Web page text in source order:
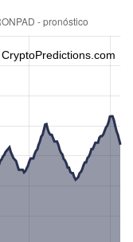
CryptoPredictions.com